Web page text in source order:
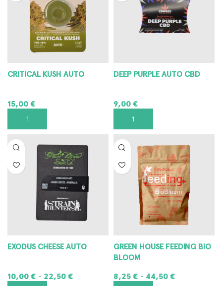
CRITICAL KUSH AUTO
15,00€
AGGIUNGI AL CARRELLO
DEEP PURPLE AUTO CBD
9,00€
AGGIUNGI AL CARRELLO
EXODUS CHEESE AUTO
10,00€ - 22,50€
GREEN HOUSE FEEDING BIO
BLOOM
8,25€ - 44,50€